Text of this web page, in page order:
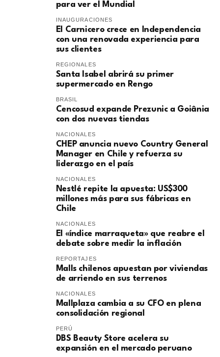
para ver el Mundial
INAUGURACIONES
El Carnicero crece en Independencia
con una renovada experiencia para
sus clientes
REGIONALES
Santa Isabel abrirá su primer
supermercado en Rengo
BRASIL
Cencosud expande Prezunic a Goiânia
con dos nuevas tiendas
NACIONALES
CHEP anuncia nuevo Country General
Manager en Chile y refuerza su
liderazgo en el país
NACIONALES
Nestlé repite la apuesta: US$300
millones más para sus fábricas en
Chile
NACIONALES
El «índice marraqueta» que reabre el
debate sobre medir la inflación
REPORTAJES
Malls chilenos apuestan por viviendas
de arriendo en sus terrenos
NACIONALES
Mallplaza cambia a su CFO en plena
consolidación regional
PERÚ
DBS Beauty Store acelera su
expansión en el mercado peruano